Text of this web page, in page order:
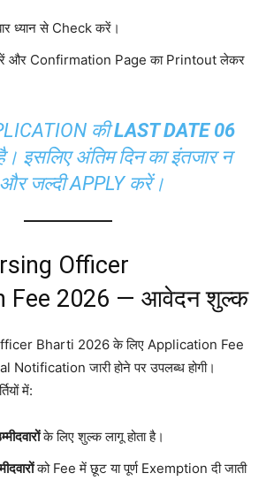
ध्यान से Check करें।
और Confirmation Page का Printout लेकर
कीLAST DATE 06
इसलिए अंतिम दिन का इंतजार न
जल्दी APPLY करें।
Officer
Fee 2026 — आवेदन शुल्क
Bharti 2026 के लिए Application Fee
Notification जारी होने पर उपलब्ध होगी।
में:
के लिए शुल्क लागू होता है।
को Fee में छूट या पूर्ण Exemption दी जाती